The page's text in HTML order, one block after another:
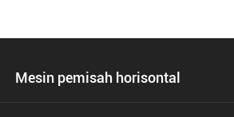
Mesin pemisah horisontal